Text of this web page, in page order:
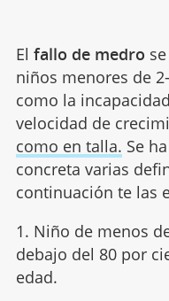
El fallo de medro
niños menores de
como la
velocidad de
como en talla. Se
concreta varias
continuación te las
1. Niño de menos
debajo del 80 por
edad.